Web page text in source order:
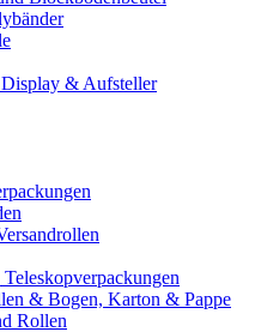
Display & Aufsteller
& Bogen, Karton & Pappe
Rollen